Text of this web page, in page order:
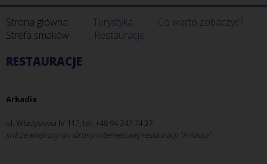
Strona główna Turystyka
Co warto zobaczyć?
Strefa smaków
Restauracje
RESTAURACJE
Arkadia
ul. Władysława IV 117, tel. +48 94 347 74 37
link zewnętrzny do strony internetowej restauracji "Arkadia"